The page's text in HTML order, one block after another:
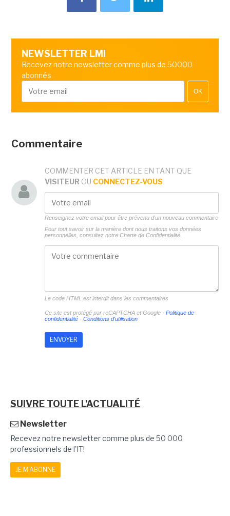
NEWSLETTER LMI
Recevez notre newsletter comme plus de 50000
abonnés
OK
Commentaire
COMMENTER CET ARTICLE EN TANT QUE
VISITEUR OU CONNECTEZ-VOUS
Renseignez votre email pour être prévenu d'un nouveau commentaire
Pour tout savoir sur la manière dont nous traitons vos données
personnelles, consultez notre Charte de Confidentialité.
Le code HTML est interdit dans les commentaires
Ce site est protégé par reCAPTCHA et Google - Politique de
confidentialité- Conditions d'utilisation
SUIVRE TOUTE L'ACTUALITÉ
Newsletter
Recevez notre newsletter comme plus de 50 000
professionnels de l'IT!
JE M'ABONNE